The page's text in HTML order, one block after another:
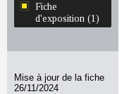
Fiche
d'exposition (1)
Mise à jour de la fiche
26/11/2024